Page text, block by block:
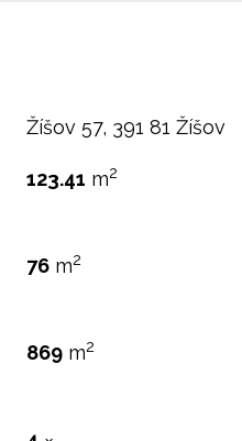
Žíšov 57, 391 81 Žíšov
123.41 m2
76m2
869m2